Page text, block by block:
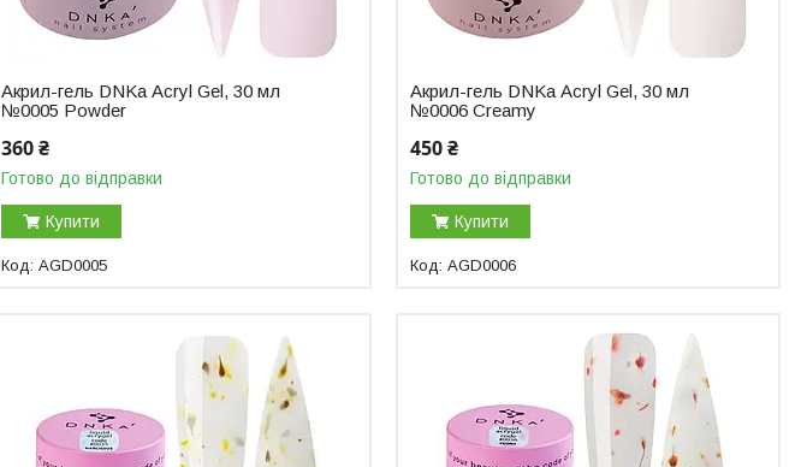
Акрил-гель DNKa Аcryl Gel, 30 мл
№0005 Powder
360 ₴
Готово до відправки
Купити
AGD0005
Акрил-гель DNKa Аcryl Gel, 30 мл
№0006 Creamy
450 ₴
Готово до відправки
Купити
AGD0006